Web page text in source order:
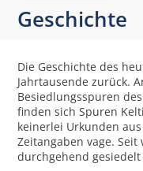
Geschichte
Die Geschichte des
Jahrtausende zurück.
Besiedlungsspuren
finden sich Spuren
keinerlei Urkunden
Zeitangaben vage.
durchgehend